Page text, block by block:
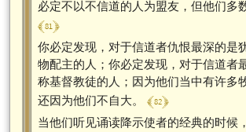
必定不以不信道的人为盟友，但他们多
﴾ 81 ﴿
你必定发现，对于信道者仇恨最深的是
物配主的人；你必定发现，对于信道者
称基督教徒的人；因为他们当中有许多
还因为他们不自大。 ﴾ 82 ﴿
当他们听见诵读降示使者的经典的时候